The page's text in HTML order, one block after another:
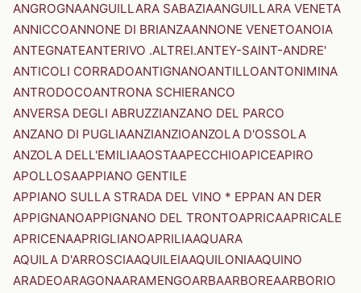
ANGROGNAANGUILLARA SABAZIAANGUILLARA VENETA
ANNICCOANNONE DI BRIANZAANNONE VENETOANOIA
ANTEGNATEANTERIVO .ALTREI.ANTEY-SAINT-ANDRE'
ANTICOLI CORRADOANTIGNANOANTILLOANTONIMINA
ANTRODOCOANTRONA SCHIERANCO
ANVERSA DEGLI ABRUZZIANZANO DEL PARCO
ANZANO DI PUGLIAANZIANZIOANZOLA D'OSSOLA
ANZOLA DELL'EMILIAAOSTAAPECCHIOAPICEAPIRO
APOLLOSAAPPIANO GENTILE
APPIANO SULLA STRADA DEL VINO * EPPAN AN DER
APPIGNANOAPPIGNANO DEL TRONTOAPRICAAPRICALE
APRICENAAPRIGLIANOAPRILIAAQUARA
AQUILA D'ARROSCIAAQUILEIAAQUILONIAAQUINO
ARADEOARAGONAARAMENGOARBAARBOREAARBORIO